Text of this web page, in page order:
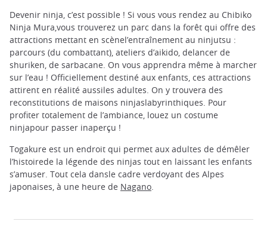
Devenir ninja, c’est possible ! Si vous vous rendez au Chibiko
Ninja Mura,vous trouverez un parc dans la forêt qui offre des
attractions mettant en scènel’entraînement au ninjutsu :
parcours (du combattant), ateliers d’aikido, delancer de
shuriken, de sarbacane. On vous apprendra même à marcher
sur l’eau ! Officiellement destiné aux enfants, ces attractions
attirent en réalité aussiles adultes. On y trouvera des
reconstitutions de maisons ninjaslabyrinthiques. Pour
profiter totalement de l’ambiance, louez un costume
ninjapour passer inaperçu !
Togakure est un endroit qui permet aux adultes de démêler
l’histoirede la légende des ninjas tout en laissant les enfants
s’amuser. Tout cela dansle cadre verdoyant des Alpes
japonaises, à une heure de Nagano